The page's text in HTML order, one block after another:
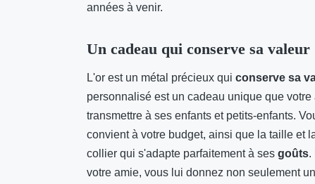
années à venir.
Un cadeau qui conserve sa valeur
L'or est un métal précieux qui conserve sa
personnalisé est un cadeau unique que
transmettre à ses enfants et petits-enfants.
convient à votre budget, ainsi que la taille et
collier qui s'adapte parfaitement à ses goûts.
votre amie, vous lui donnez non seulement